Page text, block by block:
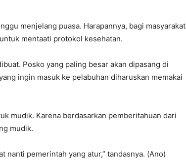
menjelang puasa. Harapannya, bagi masyarakat
mentaati protokol kesehatan.
Posko yang paling besar akan dipasang di
ingin masuk ke pelabuhan diharuskan memakai
mudik. Karena berdasarkan pemberitahuan dari
mudik.
nanti pemerintah yang atur,” tandasnya. (Ano)